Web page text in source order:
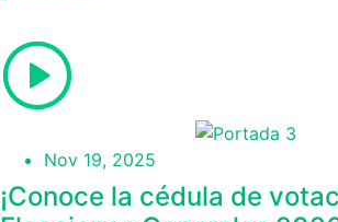
Nov 19, 2025
¡Conoce la cédula de